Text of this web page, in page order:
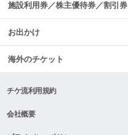
施設利用券／株主優待券／割引券
お出かけ
海外のチケット
チケ流利用規約
会社概要